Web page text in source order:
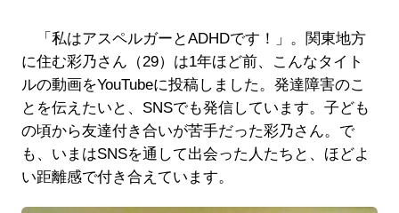
「私はアスペルガーとADHDです！」。関東地方
に住む彩乃さん（29）は1年ほど前、こんなタイト
ルの動画をYouTubeに投稿しました。発達障害のこ
とを伝えたいと、SNSでも発信しています。子ども
の頃から友達付き合いが苦手だった彩乃さん。で
も、いまはSNSを通して出会った人たちと、ほどよ
い距離感で付き合えています。